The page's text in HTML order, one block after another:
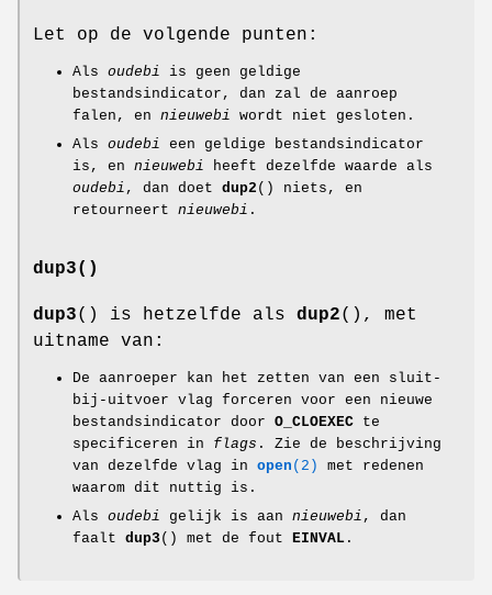
Let op de volgende punten:
Als oudebi is geen geldige
bestandsindicator, dan zal de aanroep
falen, en nieuwebi wordt niet gesloten.
Als oudebi een geldige bestandsindicator
is, en nieuwebi heeft dezelfde waarde als
oudebi , dan doet dup2 () niets, en
retourneert nieuwebi .
dup3()
dup3() is hetzelfde als dup2(), met
uitname van:
De aanroeper kan het zetten van een sluit-
bij-uitvoer vlag forceren voor een nieuwe
bestandsindicator door O_CLOEXEC te
specificeren in flags . Zie de beschrijving
van dezelfde vlag in open (2)
met redenen
waarom dit nuttig is.
Als oudebi gelijk is aan nieuwebi , dan
faalt dup3 () met de fout EINVAL .